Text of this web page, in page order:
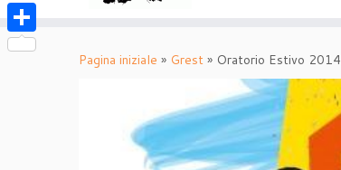
Passa
al
Pagina iniziale » Grest » Oratorio Estivo 2014
Twitter
Condividi